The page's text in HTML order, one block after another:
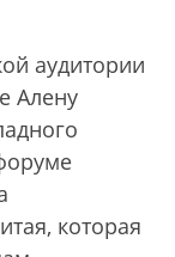
аудитории
Алену
которая